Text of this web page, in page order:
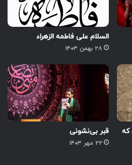
السلام علی فاطمه الزهراء
۲۸ بهمن ۱۴۰۳
که
قبر بی‌نشونی
۲۲ مهر ۱۴۰۳